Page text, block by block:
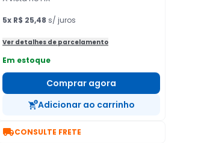
5x R$ 25,48 s/ juros
Ver detalhes de parcelamento
Em estoque
Comprar agora
Adicionar ao carrinho
CONSULTE FRETE